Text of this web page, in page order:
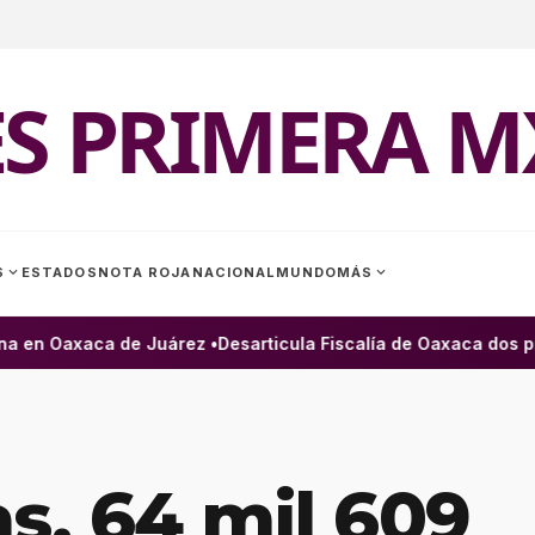
PRIMERA
expand_more ESTADOS NOTA ROJA NACIONAL MUNDOMÁS expand_more
Oaxaca de Juárez •Desarticula Fiscalía de Oaxaca dos